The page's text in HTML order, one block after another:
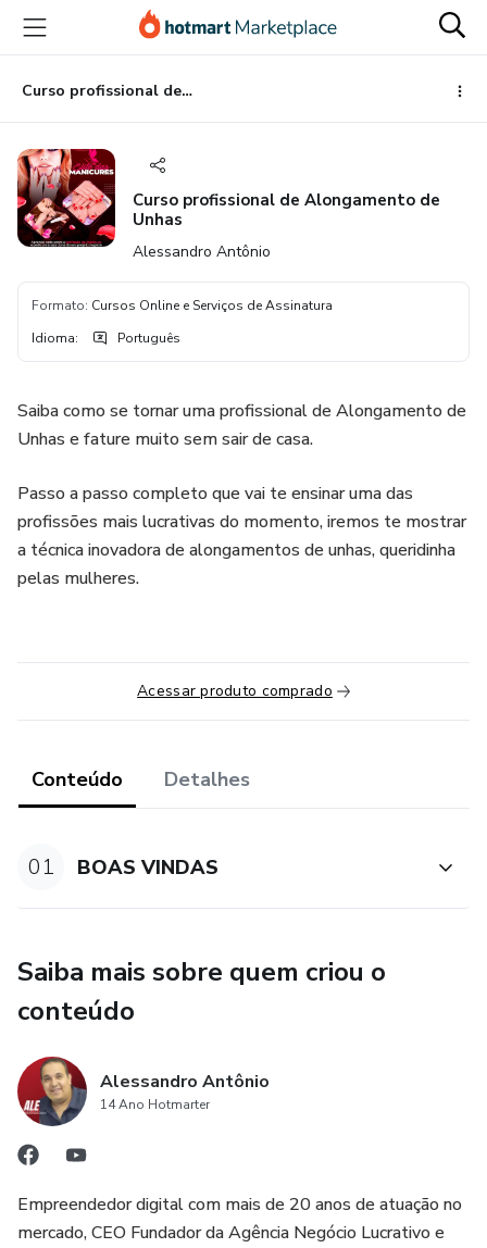
para
conteúdo
principal
para
pagamento
para
rodapé
Curso profissional de Alongamento de Unhas
Curso profissional de Alongamento de
Unhas
Alessandro Antônio
Formato: Cursos Online e Serviços de Assinatura
Idioma: Português
Saiba como se tornar uma profissional de Alongamento de
Unhas e fature muito sem sair de casa.
Passo a passo completo que vai te ensinar uma das
profissões mais lucrativas do momento, iremos te mostrar
a técnica inovadora de alongamentos de unhas, queridinha
pelas mulheres.
Acessar produto comprado
Conteúdo Detalhes
01 BOAS VINDAS
Saiba mais sobre quem criou o
conteúdo
Alessandro Antônio
14 Ano Hotmarter
Empreendedor digital com mais de 20 anos de atuação no
mercado, CEO Fundador da Agência Negócio Lucrativo e